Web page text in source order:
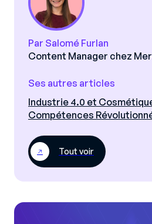
Par Salomé Furlan
Content Manager chez
Ses autres articles
Industrie 4.0 et
Compétences
Tout voir